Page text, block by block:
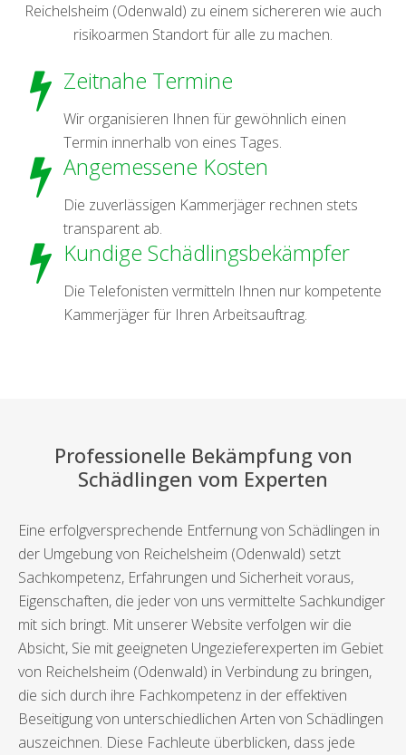
Reichelsheim (Odenwald) zu einem sichereren wie auch
risikoarmen Standort für alle zu machen.
Zeitnahe Termine
Wir organisieren Ihnen für gewöhnlich einen
Termin innerhalb von eines Tages.
Angemessene Kosten
Die zuverlässigen Kammerjäger rechnen stets
transparent ab.
Kundige Schädlingsbekämpfer
Die Telefonisten vermitteln Ihnen nur kompetente
Kammerjäger für Ihren Arbeitsauftrag.
Professionelle Bekämpfung von
Schädlingen vom Experten
Eine erfolgversprechende Entfernung von Schädlingen in
der Umgebung von Reichelsheim (Odenwald) setzt
Sachkompetenz, Erfahrungen und Sicherheit voraus,
Eigenschaften, die jeder von uns vermittelte Sachkundiger
mit sich bringt. Mit unserer Website verfolgen wir die
Absicht, Sie mit geeigneten Ungezieferexperten im Gebiet
von Reichelsheim (Odenwald) in Verbindung zu bringen,
die sich durch ihre Fachkompetenz in der effektiven
Beseitigung von unterschiedlichen Arten von Schädlingen
auszeichnen. Diese Fachleute überblicken, dass jede